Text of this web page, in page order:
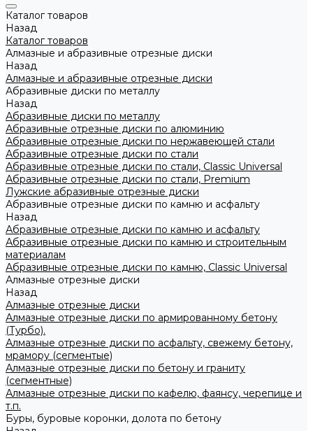
Каталог товаров
Назад
Каталог товаров
Алмазные и абразивные отрезные диски
Назад
Алмазные и абразивные отрезные диски
Абразивные диски по металлу
Назад
Абразивные диски по металлу
Абразивные отрезные диски по алюминию
Абразивные отрезные диски по нержавеющей стали
Абразивные отрезные диски по стали
Абразивные отрезные диски по стали, Classic Universal
Абразивные отрезные диски по стали, Premium
Лужские абразивные отрезные диски
Абразивные отрезные диски по камню и асфальту
Назад
Абразивные отрезные диски по камню и асфальту
Абразивные отрезные диски по камню и строительным
материалам
Абразивные отрезные диски по камню, Classic Universal
Алмазные отрезные диски
Назад
Алмазные отрезные диски
Алмазные отрезные диски по армированному бетону
(Турбо).
Алмазные отрезные диски по асфальту, свежему бетону,
мрамору (сегментые)
Алмазные отрезные диски по бетону и граниту
(сегментные)
Алмазные отрезные диски по кафелю, фаянсу, черепице и
т.п.
Буры, буровые коронки, долота по бетону